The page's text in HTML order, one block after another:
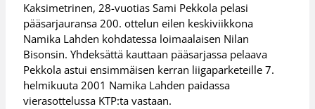
Kaksimetrinen, 28-vuotias Sami Pekkola pelasi
pääsarjauransa 200. ottelun eilen keskiviikkona
Namika Lahden kohdatessa loimaalaisen Nilan
Bisonsin. Yhdeksättä kauttaan pääsarjassa pelaava
Pekkola astui ensimmäisen kerran liigaparketeille 7.
helmikuuta 2001 Namika Lahden paidassa
vierasottelussa KTP:ta vastaan.